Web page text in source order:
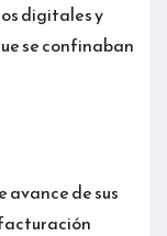
digitales y
se confinaban
avance de sus